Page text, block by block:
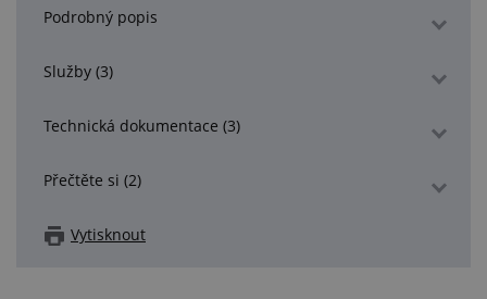
Podrobný popis
Služby (3)
Technická dokumentace (3)
Přečtěte si (2)
Vytisknout